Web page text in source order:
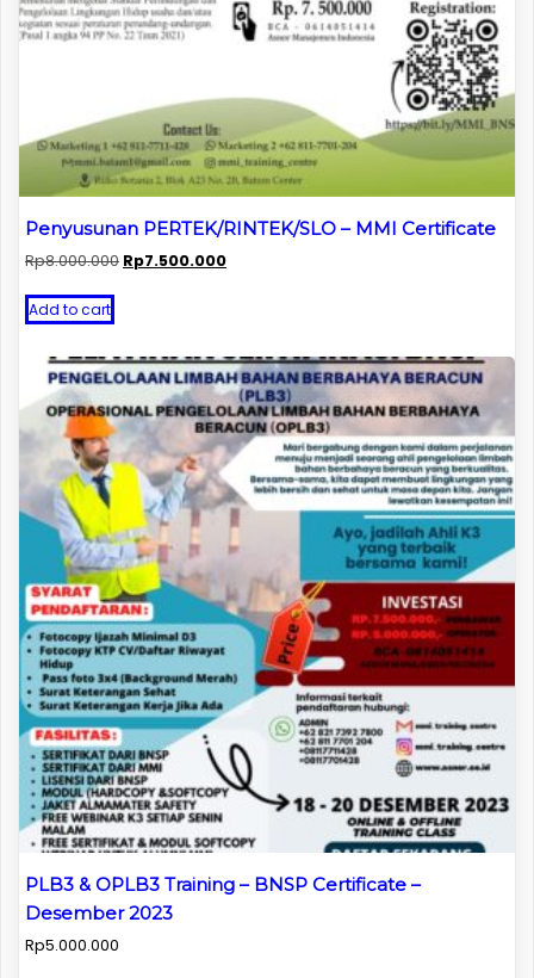
Penyusunan PERTEK/RINTEK/SLO – MMI Certificate
Rp8.000.000 Original
Rp7.500.000Current
Add to cart
PLB3 & OPLB3 Training – BNSP Certificate –
Desember 2023
Rp5.000.000